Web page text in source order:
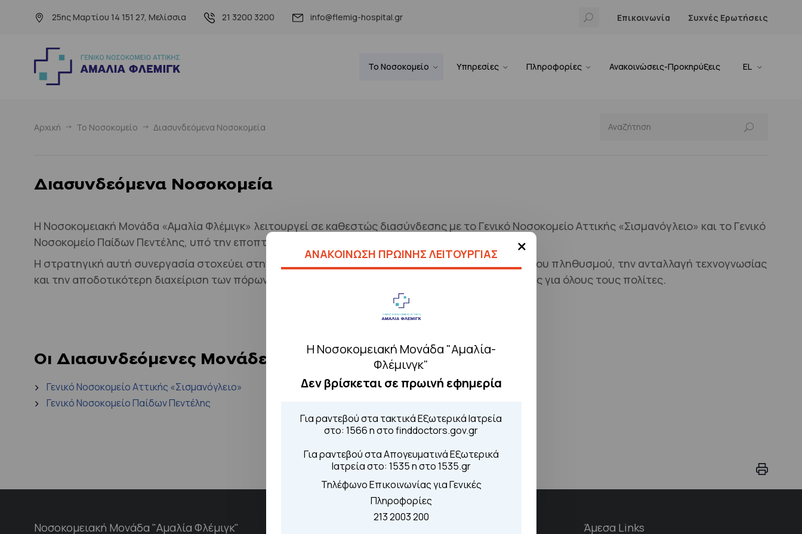
25ης Μαρτίου 14 151 27, Μελίσσια 21 3200 3200 info@flemig-hospital.gr Επικοινωνία Συχνές Ερωτήσεις
Το Νοσοκομείο Υπηρεσίες Πληροφορίες Ανακοινώσεις-Προκηρύξεις EL
×
ΑΝΑΚΟΙΝΩΣΗ ΠΡΩΙΝΗΣ ΛΕΙΤΟΥΡΓΙΑΣ
Η Νοσοκομειακή Μονάδα "Αμαλία-
Φλέμινγκ"
Δεν βρίσκεται σε πρωινή εφημερία
Για ραντεβού στα τακτικά Εξωτερικά Ιατρεία
στο: 1566 η στο finddoctors.gov.gr
Για ραντεβού στα Απογευματινά Εξωτερικά
Ιατρεία στο: 1535 η στο 1535.gr
Τηλέφωνο Επικοινωνίας για Γενικές
Πληροφορίες
213 2003 200
Αρχική Το Νοσοκομείο Διασυνδεόμενα Νοσοκομεία
Διασυνδεόμενα Νοσοκομεία
Η Νοσοκομειακή Μονάδα «Αμαλία Φλέμιγκ» λειτουργεί σε καθεστώς διασύνδεσης με το Γενικό Νοσοκομείο Αττικής «Σισμανόγλειο» και το Γενικό
Νοσοκομείο Παίδων Πεντέλης, υπό την εποπτεία της 1ης Υγειονομικής Περιφέρειας (ΥΠΕ) Αττικής.
Η στρατηγική αυτή συνεργασία στοχεύει στην ολοκληρωμένη κάλυψη των υγειονομικών αναγκών του πληθυσμού, την ανταλλαγή τεχνογνωσίας
και την αποδοτικότερη διαχείριση των πόρων, διασφαλίζοντας υψηλού επιπέδου υπηρεσίες υγείας για όλους τους πολίτες.
Οι Διασυνδεόμενες Μονάδες
Γενικό Νοσοκομείο Αττικής «Σισμανόγλειο»
Γενικό Νοσοκομείο Παίδων Πεντέλης
Νοσοκομειακή Μονάδα "Αμαλία Φλέμιγκ" Άμεσα Links